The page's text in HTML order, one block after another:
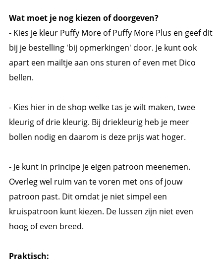
Wat moet je nog kiezen of doorgeven?
- Kies je kleur Puffy More of Puffy More Plus en geef dit
bij je bestelling 'bij opmerkingen' door. Je kunt ook
apart een mailtje aan ons sturen of even met Dico
bellen.
- Kies hier in de shop welke tas je wilt maken, twee
kleurig of drie kleurig. Bij driekleurig heb je meer
bollen nodig en daarom is deze prijs wat hoger.
- Je kunt in principe je eigen patroon meenemen.
Overleg wel ruim van te voren met ons of jouw
patroon past. Dit omdat je niet simpel een
kruispatroon kunt kiezen. De lussen zijn niet even
hoog of even breed.
Praktisch: